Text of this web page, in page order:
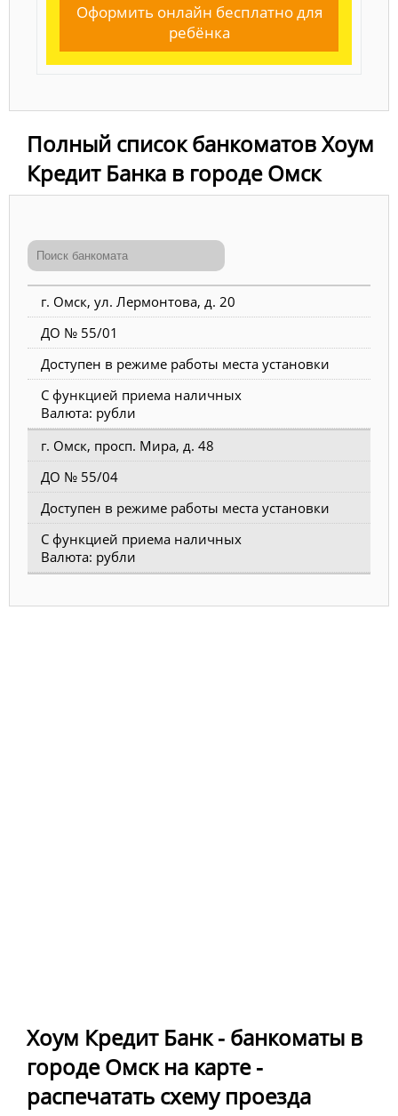
Оформить онлайн бесплатно для
ребёнка
Полный список банкоматов Хоум
Кредит Банка в городе Омск
г. Омск, ул. Лермонтова, д. 20
ДО № 55/01
Доступен в режиме работы места установки
С функцией приема наличных
Валюта: рубли
г. Омск, просп. Мира, д. 48
ДО № 55/04
Доступен в режиме работы места установки
С функцией приема наличных
Валюта: рубли
Хоум Кредит Банк - банкоматы в
городе Омск на карте -
распечатать схему проезда